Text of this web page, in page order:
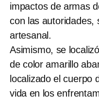
impactos de armas
con las autoridades,
artesanal.
Asimismo, se
de color amarillo
localizado el cuerpo
vida en los